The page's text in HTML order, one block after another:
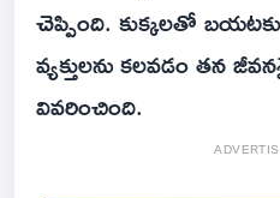
చెప్పింది. కుక్కలతో బయటకు
వ్యక్తులను కలవడం తన
వివరించింది.